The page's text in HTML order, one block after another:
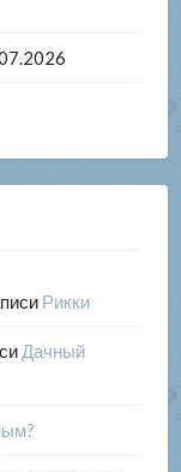
Рикки
Дачный